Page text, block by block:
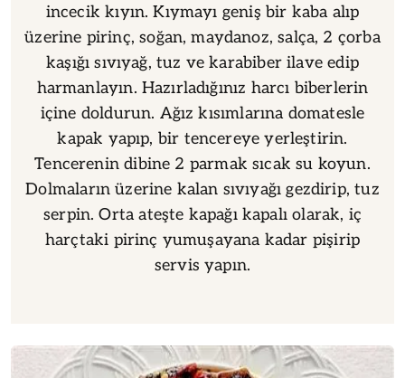
incecik kıyın. Kıymayı geniş bir kaba alıp
üzerine pirinç, soğan, maydanoz, salça, 2 çorba
kaşığı sıvıyağ, tuz ve karabiber ilave edip
harmanlayın. Hazırladığınız harcı biberlerin
içine doldurun. Ağız kısımlarına domatesle
kapak yapıp, bir tencereye yerleştirin.
Tencerenin dibine 2 parmak sıcak su koyun.
Dolmaların üzerine kalan sıvıyağı gezdirip, tuz
serpin. Orta ateşte kapağı kapalı olarak, iç
harçtaki pirinç yumuşayana kadar pişirip
servis yapın.